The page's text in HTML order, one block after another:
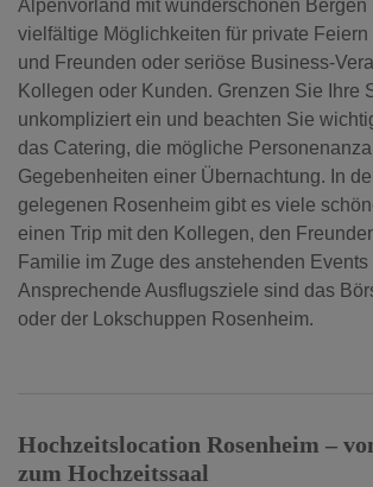
Alpenvorland mit wunderschönen Bergen
vielfältige Möglichkeiten für private Feiern
und Freunden oder seriöse Business-
Kollegen oder Kunden. Grenzen Sie Ihre
unkompliziert ein und beachten Sie
das Catering, die mögliche
Gegebenheiten einer Übernachtung. In
gelegenen Rosenheim gibt es viele
einen Trip mit den Kollegen, den
Familie im Zuge des anstehenden Events
Ansprechende Ausflugsziele sind das
oder der Lokschuppen Rosenheim.
Hochzeitslocation Rosenheim –
zum Hochzeitssaal